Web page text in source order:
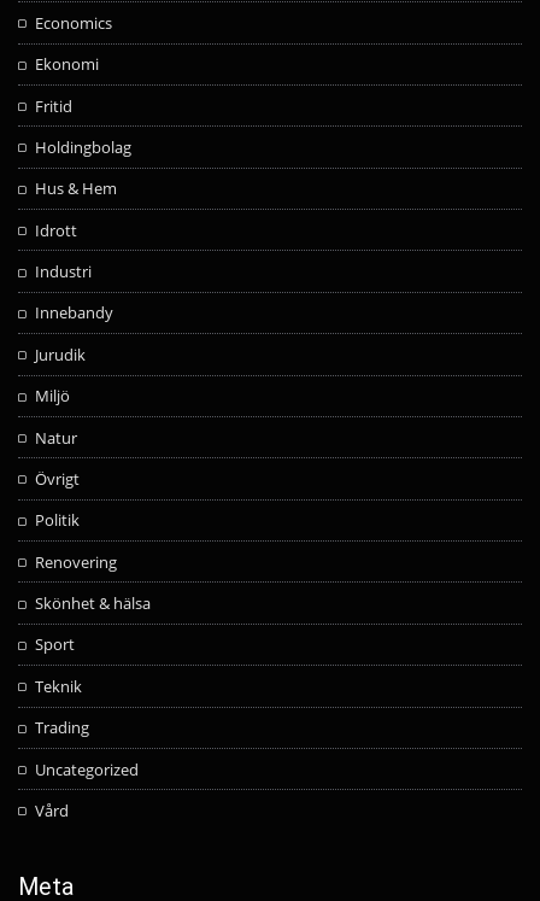
Economics
Ekonomi
Fritid
Holdingbolag
Hus & Hem
Idrott
Industri
Innebandy
Jurudik
Miljö
Natur
Övrigt
Politik
Renovering
Skönhet & hälsa
Sport
Teknik
Trading
Uncategorized
Vård
Meta